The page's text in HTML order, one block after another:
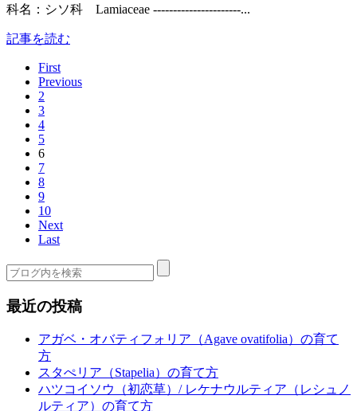
科名：シソ科 Lamiaceae ----------------------...
記事を読む
First
Previous
2
3
4
5
6
7
8
9
10
Next
Last
最近の投稿
アガベ・オバティフォリア（Agave ovatifolia）の育て
方
スタぺリア（Stapelia）の育て方
ハツコイソウ（初恋草）/ レケナウルティア（レシュノ
ルティア）の育て方